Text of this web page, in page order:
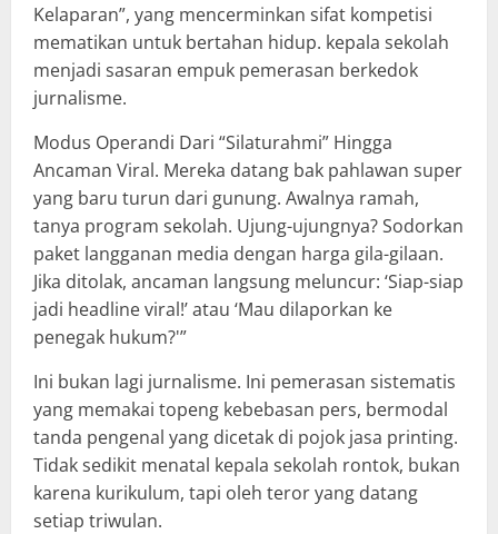
Kelaparan”, yang mencerminkan sifat kompetisi
mematikan untuk bertahan hidup. kepala sekolah
menjadi sasaran empuk pemerasan berkedok
jurnalisme.
Modus Operandi Dari “Silaturahmi” Hingga
Ancaman Viral. Mereka datang bak pahlawan super
yang baru turun dari gunung. Awalnya ramah,
tanya program sekolah. Ujung-ujungnya? Sodorkan
paket langganan media dengan harga gila-gilaan.
Jika ditolak, ancaman langsung meluncur: ‘Siap-siap
jadi headline viral!’ atau ‘Mau dilaporkan ke
penegak hukum?'”
Ini bukan lagi jurnalisme. Ini pemerasan sistematis
yang memakai topeng kebebasan pers, bermodal
tanda pengenal yang dicetak di pojok jasa printing.
Tidak sedikit menatal kepala sekolah rontok, bukan
karena kurikulum, tapi oleh teror yang datang
setiap triwulan.